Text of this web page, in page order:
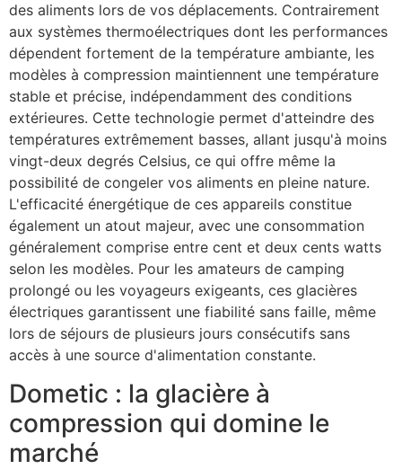
des aliments lors de vos déplacements. Contrairement
aux systèmes thermoélectriques dont les performances
dépendent fortement de la température ambiante, les
modèles à compression maintiennent une température
stable et précise, indépendamment des conditions
extérieures. Cette technologie permet d'atteindre des
températures extrêmement basses, allant jusqu'à moins
vingt-deux degrés Celsius, ce qui offre même la
possibilité de congeler vos aliments en pleine nature.
L'efficacité énergétique de ces appareils constitue
également un atout majeur, avec une consommation
généralement comprise entre cent et deux cents watts
selon les modèles. Pour les amateurs de camping
prolongé ou les voyageurs exigeants, ces glacières
électriques garantissent une fiabilité sans faille, même
lors de séjours de plusieurs jours consécutifs sans
accès à une source d'alimentation constante.
Dometic : la glacière à
compression qui domine le
marché